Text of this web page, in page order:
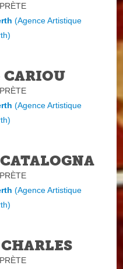
(Agence Artistique
)
CARIOU
(Agence Artistique
)
CATALOGNA
(Agence Artistique
)
CHARLES